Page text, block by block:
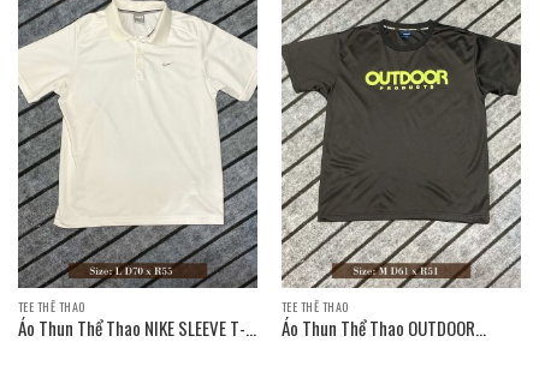
TEE THỂ THAO
Áo Thun Thể Thao NIKE SLEEVE T-
TEE THỂ THAO
Áo Thun Thể Thao OUTDOOR